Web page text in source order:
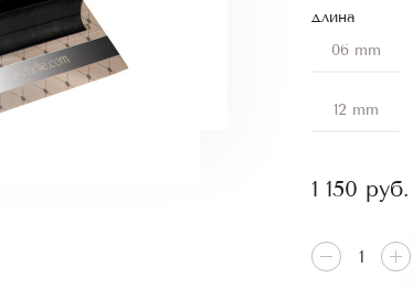
длина
06 mm
12 mm
1 150 руб.